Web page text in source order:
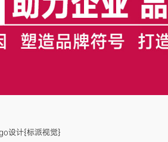
设计{标派视觉}